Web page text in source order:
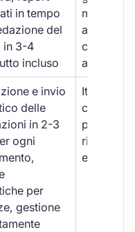
in tempo
del
in 3-4
incluso
manuale,
con
aggiuntivi
e invio
delle
in 2-3
ogni
per
gestione
Iter
costi
per ogni
rischio di
e